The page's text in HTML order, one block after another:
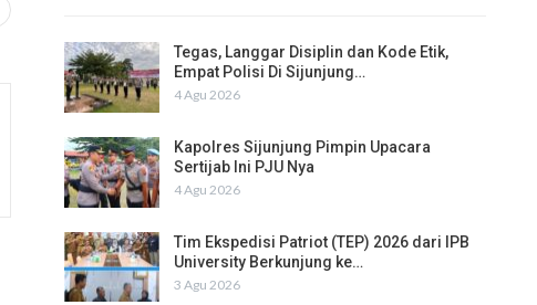
Tegas, Langgar Disiplin dan Kode Etik,
Empat Polisi Di Sijunjung…
4 Agu 2026
Kapolres Sijunjung Pimpin Upacara
Sertijab Ini PJU Nya
4 Agu 2026
Tim Ekspedisi Patriot (TEP) 2026 dari IPB
University Berkunjung ke…
3 Agu 2026